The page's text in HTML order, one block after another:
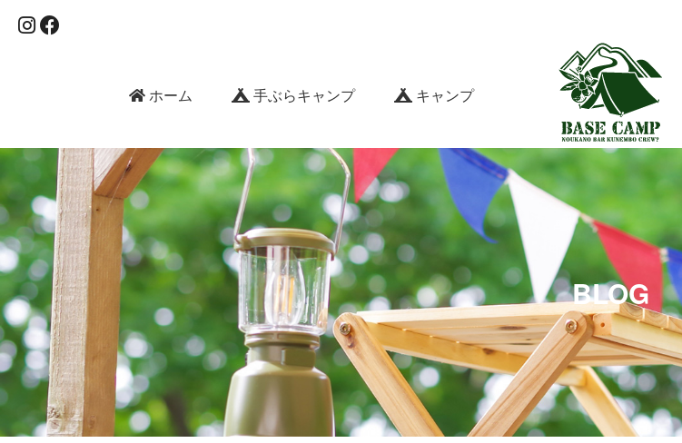
ホーム 手ぶらキャンプ キャンプ
BLOG